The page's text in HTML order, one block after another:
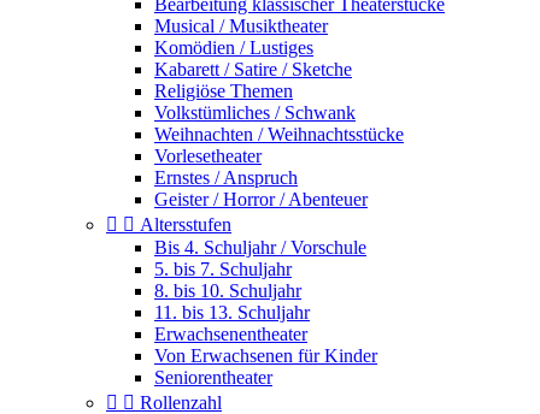
Bearbeitung klassischer Theaterstücke
Musical / Musiktheater
Komödien / Lustiges
Kabarett / Satire / Sketche
Religiöse Themen
Volkstümliches / Schwank
Weihnachten / Weihnachtsstücke
Vorlesetheater
Ernstes / Anspruch
Geister / Horror / Abenteuer
  Altersstufen
Bis 4. Schuljahr / Vorschule
5. bis 7. Schuljahr
8. bis 10. Schuljahr
11. bis 13. Schuljahr
Erwachsenentheater
Von Erwachsenen für Kinder
Seniorentheater
  Rollenzahl